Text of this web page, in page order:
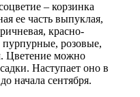
– корзинка
ее часть выпуклая,
красно-
пурпурные, розовые,
Цветение можно
Наступает оно в
начала сентября.